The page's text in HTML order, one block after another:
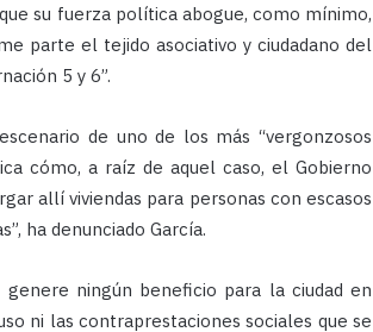
su fuerza política abogue, como mínimo,
parte el tejido asociativo y ciudadano del
5 y 6”.
de uno de los más “vergonzosos
cómo, a raíz de aquel caso, el Gobierno
allí viviendas para personas con escasos
ha denunciado García.
ningún beneficio para la ciudad en
ni las contraprestaciones sociales que se